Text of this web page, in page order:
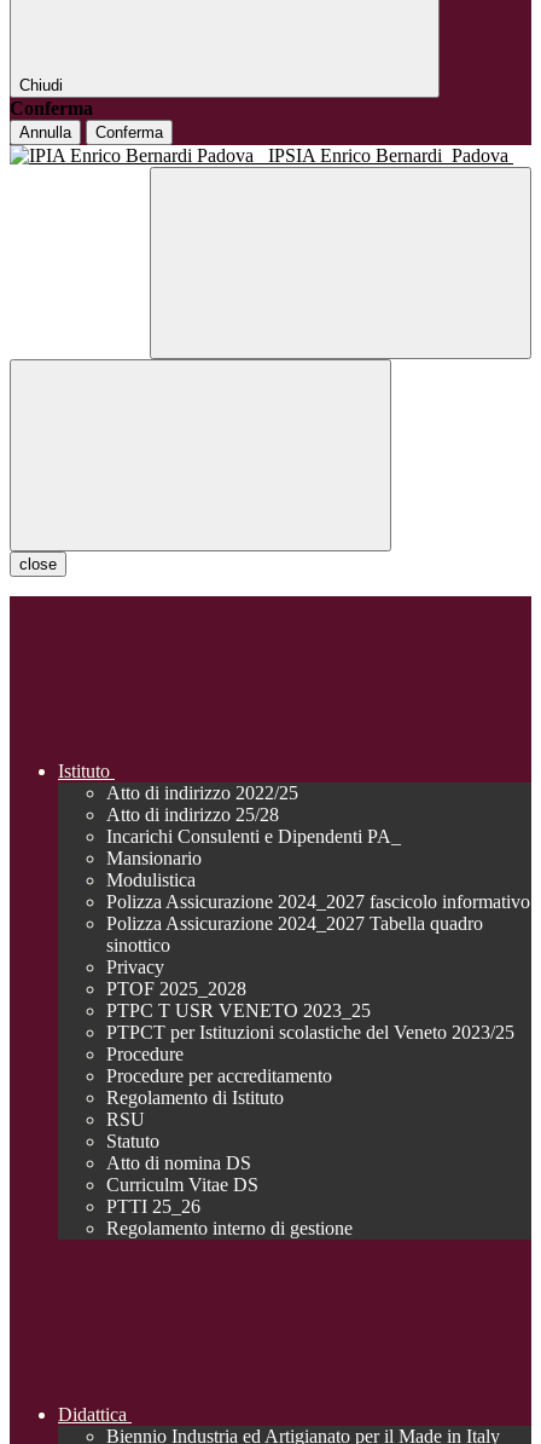
Chiudi
Conferma
Annulla Conferma
IPSIA Enrico Bernardi Padova
close
Istituto
Atto di indirizzo 2022/25
Atto di indirizzo 25/28
Incarichi Consulenti e Dipendenti PA_
Mansionario
Modulistica
Polizza Assicurazione 2024_2027 fascicolo informativo
Polizza Assicurazione 2024_2027 Tabella quadro
sinottico
Privacy
PTOF 2025_2028
PTPC T USR VENETO 2023_25
PTPCT per Istituzioni scolastiche del Veneto 2023/25
Procedure
Procedure per accreditamento
Regolamento di Istituto
RSU
Statuto
Atto di nomina DS
Curriculm Vitae DS
PTTI 25_26
Regolamento interno di gestione
Didattica
Biennio Industria ed Artigianato per il Made in Italy